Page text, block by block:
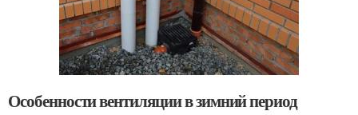
Особенности вентиляции в зимний период